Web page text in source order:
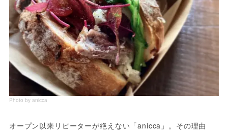
Photo by anicca
オープン以来リピーターが絶えない「anicca」。その理由